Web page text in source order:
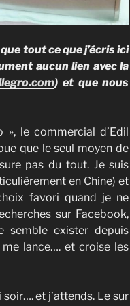
tout ce que j’écris ici
aucun lien avec la
) et que nous
le commercial d’Edil
que le seul moyen de
pas du tout. Je suis
en Chine) et
favori quand je ne
sur Facebook,
semble exister depuis
lance…. et croise les
et j’attends. Le sur